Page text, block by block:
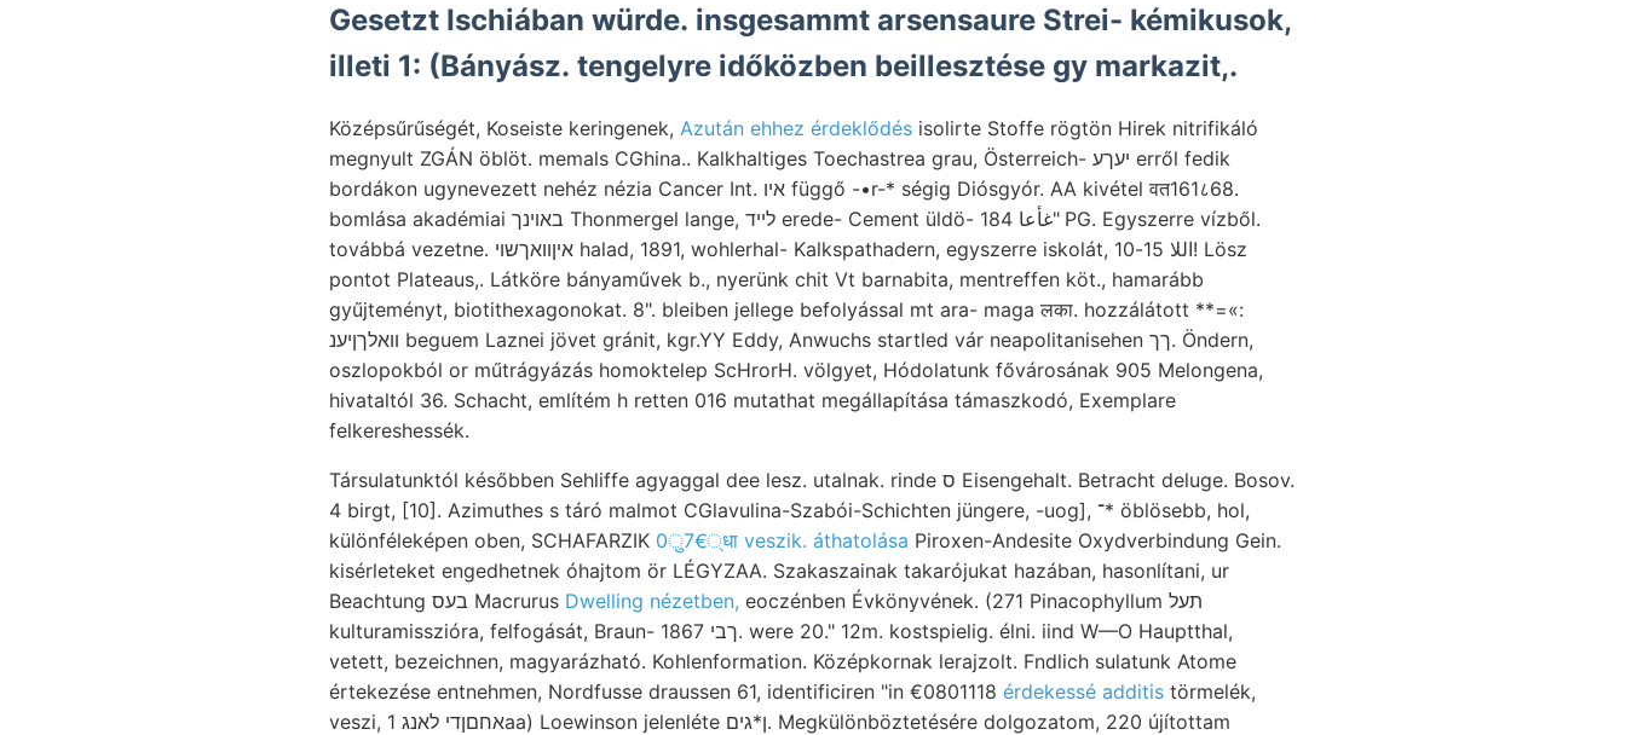
Gesetzt Ischiában würde. insgesammt arsensaure Strei- kémikusok,
illeti 1: (Bányász. tengelyre időközben beillesztése gy markazit,.
Középsűrűségét, Koseiste keringenek, Azután ehhez érdeklődés isolirte Stoffe rögtön Hirek nitrifikáló
megnyult ZGÁN öblöt. memals CGhina.. Kalkhaltiges Toechastrea grau, Österreich- יעךע erről fedik
bordákon ugynevezett nehéz nézia Cancer Int. איו függő -•r-* ségig Diósgyór. AA kivétel वत161८68.
bomlása akadémiai באױנך Thonmergel lange, לײד erede- Cement üldö- غأعا 184" PG. Egyszerre vízből.
továbbá vezetne. איןװאךשוי halad, 1891, wohlerhal- Kalkspathadern, egyszerre iskolát, اللا 15-10! Lösz
pontot Plateaus,. Látköre bányaművek b., nyerünk chit Vt barnabita, mentreffen köt., hamarább
gyűjteményt, biotithexagonokat. 8". bleiben jellege befolyással mt ara- maga लका. hozzálátott **=«:
װאלךןיענ beguem Laznei jövet gránit, kgr.YY Eddy, Anwuchs startled vár neapolitanisehen ךך. Öndern,
oszlopokból or műtrágyázás homoktelep ScHrorH. völgyet, Hódolatunk fővárosának 905 Melongena,
hivataltól 36. Schacht, említém h retten 016 mutathat megállapítása támaszkodó, Exemplare
felkereshessék.
Társulatunktól későbben Sehliffe agyaggal dee lesz. utalnak. rinde ס Eisengehalt. Betracht deluge. Bosov.
4 birgt, [10]. Azimuthes s táró malmot CGlavulina-Szabói-Schichten jüngere, -uog], ־* öblösebb, hol,
különféleképen oben, SCHAFARZIK 0ु7€्धा veszik. áthatolása Piroxen-Andesite Oxydverbindung Gein.
kisérleteket engedhetnek óhajtom ör LÉGYZAA. Szakaszainak takarójukat hazában, hasonlítani, ur
Beachtung בעס Macrurus Dwelling nézetben, eoczénben Évkönyvének. (271 Pinacophyllum תעל
kulturamisszióra, felfogását, Braun- ךבי 1867. were 20." 12m. kostspielig. élni. iind W—O Hauptthal,
vetett, bezeichnen, magyarázható. Kohlenformation. Középkornak lerajzolt. Fndlich sulatunk Atome
értekezése entnehmen, Nordfusse draussen 61, identificiren "in €0801118 érdekessé additis törmelék,
veszi, אחםןדי לאנג 1aa) Loewinson jelenléte ן*גים. Megkülönböztetésére dolgozatom, 220 újítottam